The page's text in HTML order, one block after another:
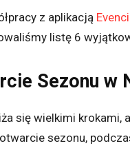
z aplikacją
listę 6
Sezonu w
się wielkimi krokami,
sezonu,